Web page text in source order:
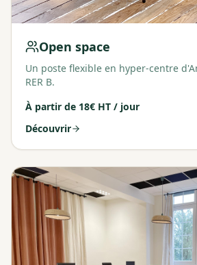
Open space
Un poste flexible en hyper-centre
RER B.
À partir de 18€ HT / jour
Découvrir